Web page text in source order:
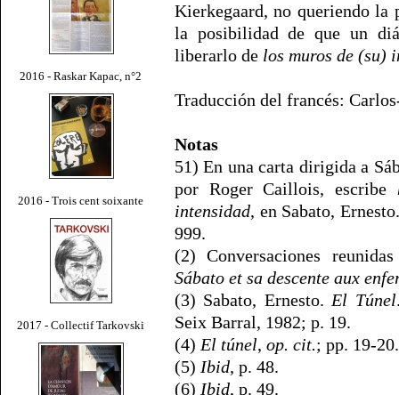
2016 - Raskar Kapac, n°2
2016 - Trois cent soixante
2017 - Collectif Tarkovski
Kierkegaard, no queriendo la
la posibilidad de que un
liberarlo de los muros de (su)
Traducción del francés:
Notas
51) En una carta dirigida a
por Roger Caillois, escribe
intensidad, en Sabato,
999.
(2) Conversaciones
Sábato et sa descente aux
(3) Sabato, Ernesto. El Túnel
Seix Barral, 1982; p. 19.
(4) El túnel, op. cit.; pp. 19-20.
(5) Ibid, p. 48.
(6) Ibid, p. 49.